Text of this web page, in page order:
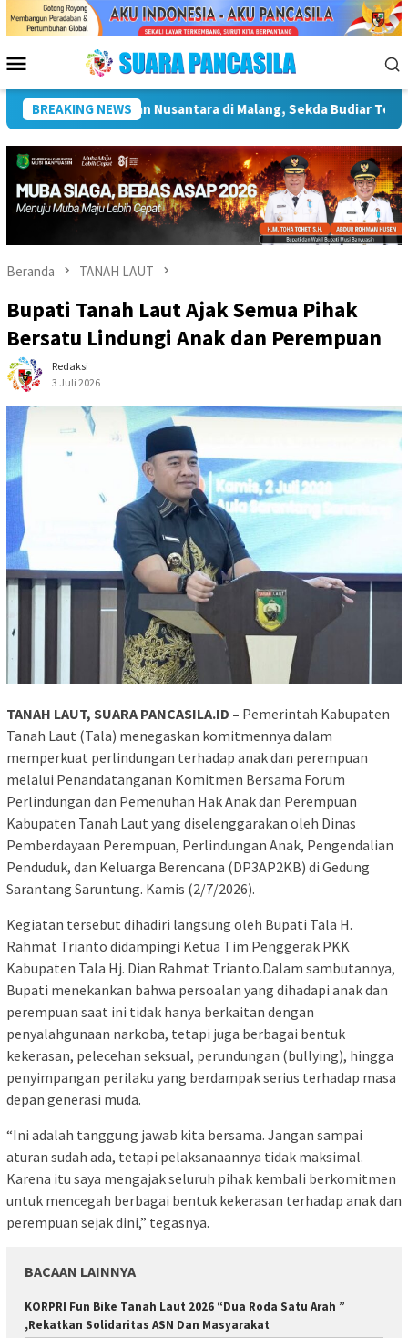
Menu
Mobile
BREAKING NEWS
Pentingnya Infrastruktur Kebudayaan Wakil Wali Kota
Beranda TANAH LAUT
Bupati Tanah Laut Ajak Semua Pihak
Bersatu Lindungi Anak dan Perempuan
Redaksi
3 Juli 2026
TANAH LAUT, SUARA PANCASILA.ID – Pemerintah Kabupaten
Tanah Laut (Tala) menegaskan komitmennya dalam
memperkuat perlindungan terhadap anak dan perempuan
melalui Penandatanganan Komitmen Bersama Forum
Perlindungan dan Pemenuhan Hak Anak dan Perempuan
Kabupaten Tanah Laut yang diselenggarakan oleh Dinas
Pemberdayaan Perempuan, Perlindungan Anak, Pengendalian
Penduduk, dan Keluarga Berencana (DP3AP2KB) di Gedung
Sarantang Saruntung. Kamis (2/7/2026).
Kegiatan tersebut dihadiri langsung oleh Bupati Tala H.
Rahmat Trianto didampingi Ketua Tim Penggerak PKK
Kabupaten Tala Hj. Dian Rahmat Trianto.Dalam sambutannya,
Bupati menekankan bahwa persoalan yang dihadapi anak dan
perempuan saat ini tidak hanya berkaitan dengan
penyalahgunaan narkoba, tetapi juga berbagai bentuk
kekerasan, pelecehan seksual, perundungan (bullying), hingga
penyimpangan perilaku yang berdampak serius terhadap masa
depan generasi muda.
“Ini adalah tanggung jawab kita bersama. Jangan sampai
aturan sudah ada, tetapi pelaksanaannya tidak maksimal.
Karena itu saya mengajak seluruh pihak kembali berkomitmen
untuk mencegah berbagai bentuk kekerasan terhadap anak dan
perempuan sejak dini,” tegasnya.
BACAAN LAINNYA
KORPRI Fun Bike Tanah Laut 2026 “Dua Roda Satu Arah ”
,Rekatkan Solidaritas ASN Dan Masyarakat